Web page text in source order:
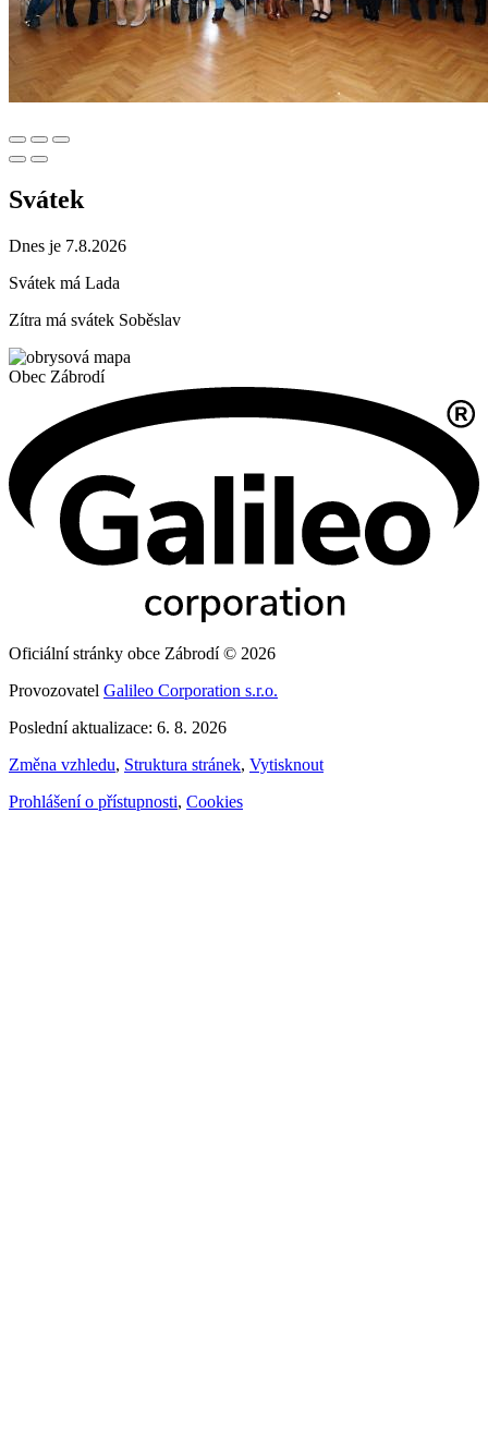
Svátek
Dnes je 7.8.2026
Svátek má Lada
Zítra má svátek Soběslav
Obec Zábrodí
Oficiální stránky obce Zábrodí © 2026
Provozovatel Galileo Corporation s.r.o.
Poslední aktualizace: 6. 8. 2026
Změna vzhledu, Struktura stránek, Vytisknout
Prohlášení o přístupnosti, Cookies